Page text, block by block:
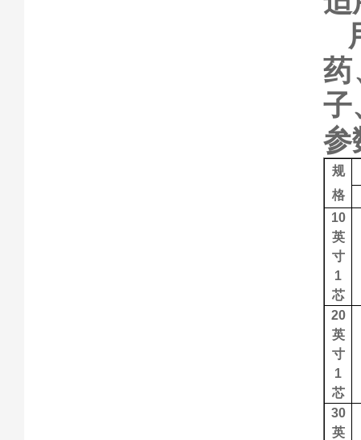
药
子
参
规
格
10
英
寸
1
芯
20
英
寸
1
芯
30
英